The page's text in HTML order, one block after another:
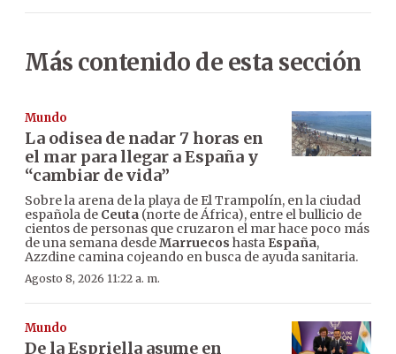
Más contenido de esta sección
Mundo
La odisea de nadar 7 horas en
el mar para llegar a España y
“cambiar de vida”
Sobre la arena de la playa de El Trampolín, en la ciudad
española de Ceuta (norte de África), entre el bullicio de
cientos de personas que cruzaron el mar hace poco más
de una semana desdeMarruecos hasta España,
Azzdine camina cojeando en busca de ayuda sanitaria.
Agosto 8, 2026 11:22 a. m.
Mundo
De la Espriella asume en